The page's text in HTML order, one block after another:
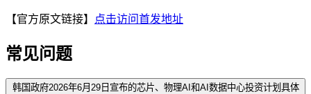
【官方原文链接】 点击访问首发地址
常见问题
韩国政府2026年6月29日宣布的芯片、物理AI和AI数据中心投资计划具体